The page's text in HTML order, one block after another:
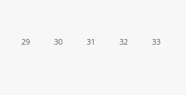
29 30 31 32 33